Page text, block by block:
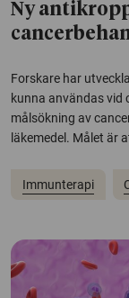
Ny
Forskare har
kunna användas vid
målsökning av
läkemedel. Målet är
Immunterapi